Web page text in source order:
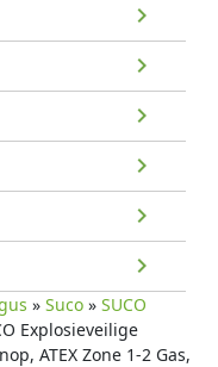
chevron_right
chevron_right
chevron_right
chevron_right
chevron_right
chevron_right
» Suco » SUCO
Explosieveilige
ATEX Zone 1-2 Gas,